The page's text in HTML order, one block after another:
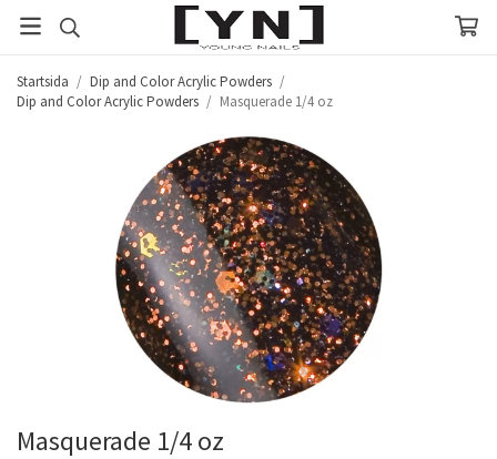
Startsida / Dip and Color Acrylic Powders /
Dip and Color Acrylic Powders / Masquerade 1/4 oz
Masquerade 1/4 oz